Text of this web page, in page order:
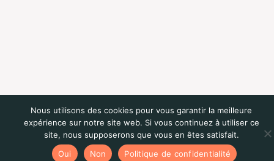
Nous utilisons des cookies pour vous garantir la meilleure
expérience sur notre site web. Si vous continuez à utiliser ce
site, nous supposerons que vous en êtes satisfait.
Oui
Non Politique de confidentialité